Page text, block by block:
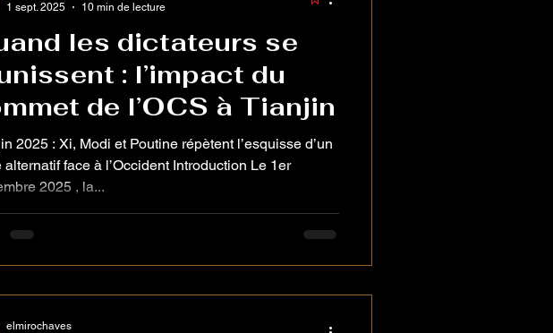
les dictateurs se
: l’impact du
de l’OCS à Tianjin
2025 : Xi, Modi et Poutine répètent l’esquisse d’un
alternatif face à l’Occident Introduction Le 1er
2025 , la...
1 sept. 2025
10 min de lecture
elmirochaves